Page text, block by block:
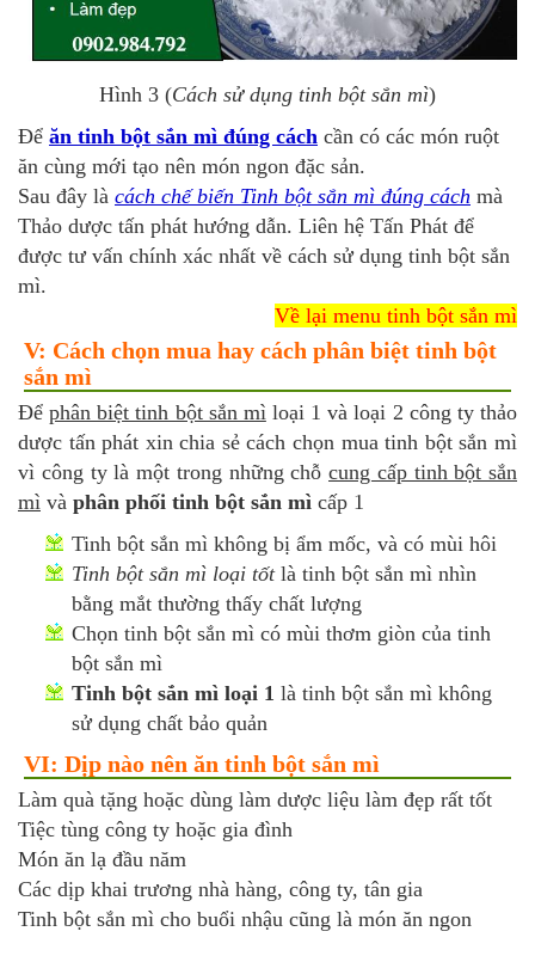
Hình 3 (Cách sử dụng tinh bột sắn mì)
Để ăn tinh bột sắn mì đúng cách cần có các món ruột
ăn cùng mới tạo nên món ngon đặc sản.
Sau đây là cách chế biến Tinh bột sắn mì đúng cách mà
Thảo dược tấn phát hướng dẫn. Liên hệ Tấn Phát để
được tư vấn chính xác nhất về cách sử dụng tinh bột sắn
mì.
Về lại menu tinh bột sắn mì
V: Cách chọn mua hay cách phân biệt tinh bột
sắn mì
Đểphân biệt tinh bột sắn mì loại 1 và loại 2 công ty thảo
dược tấn phát xin chia sẻ cách chọn mua tinh bột sắn mì
vì công ty là một trong những chỗ cung cấp tinh bột sắn
mì và phân phối tinh bột sắn mì cấp 1
Tinh bột sắn mì không bị ẩm mốc, và có mùi hôi
Tinh bột sắn mì loại tốtlà tinh bột sắn mì nhìn
bằng mắt thường thấy chất lượng
Chọn tinh bột sắn mì có mùi thơm giòn của tinh
bột sắn mì
Tinh bột sắn mì loại 1 là tinh bột sắn mì không
sử dụng chất bảo quản
VI: Dịp nào nên ăn tinh bột sắn mì
Làm quà tặng hoặc dùng làm dược liệu làm đẹp rất tốt
Tiệc tùng công ty hoặc gia đình
Món ăn lạ đầu năm
Các dịp khai trương nhà hàng, công ty, tân gia
Tinh bột sắn mì cho buổi nhậu cũng là món ăn ngon